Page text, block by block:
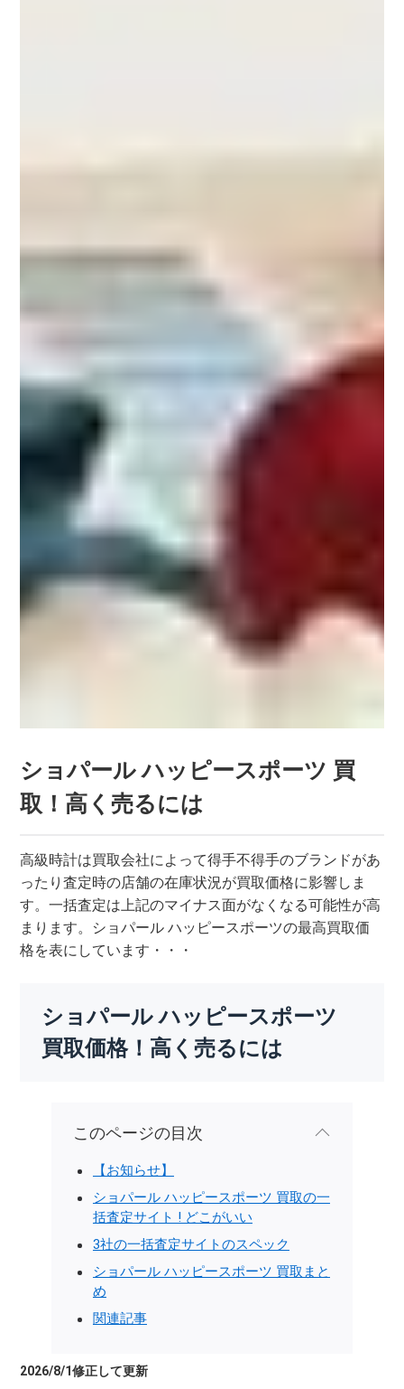
ショパール ハッピースポーツ 買
取！高く売るには
高級時計は買取会社によって得手不得手のブランドがあ
ったり査定時の店舗の在庫状況が買取価格に影響しま
す。一括査定は上記のマイナス面がなくなる可能性が高
まります。ショパール ハッピースポーツの最高買取価
格を表にしています・・・
ショパール ハッピースポーツ
買取価格！高く売るには
このページの目次
【お知らせ】
ショパール ハッピースポーツ 買取の一
括査定サイト ! どこがいい
3社の一括査定サイトのスペック
ショパール ハッピースポーツ 買取まと
め
関連記事
2026/8/1修正して更新